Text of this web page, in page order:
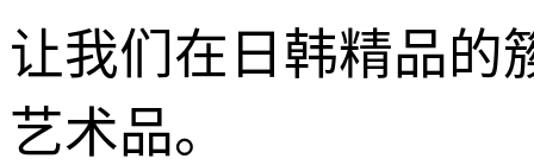
让我们在日韩精品的
艺术品。